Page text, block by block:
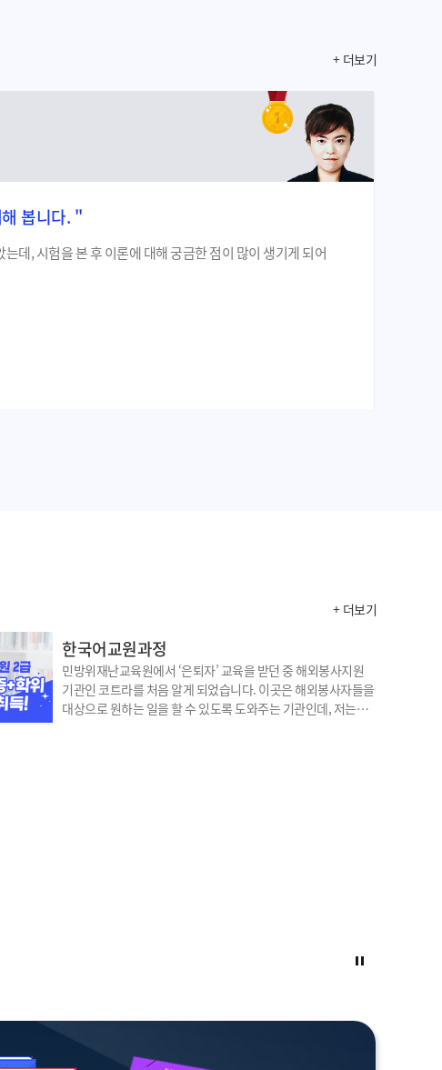
+ 더보기
봅니다. "
데, 시험을 본 후 이론에 대해 궁금한 점이 많이 생기게 되어
+ 더보기
한국어교원과정
민방위재난교육원에서 ‘은퇴자’ 교육을 받던 중 해외봉사지원
기관인 코트라를 처음 알게 되었습니다. 이곳은 해외봉사자들을
대상으로 원하는 일을 할 수 있도록 도와주는 기관인데, 저는